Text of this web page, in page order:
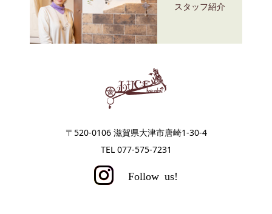
スタッフ紹介
〒520-0106 滋賀県大津市唐崎1-30-4
TEL 077-575-7231